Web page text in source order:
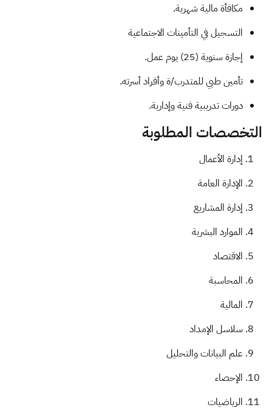
مكافأة مالية شهرية.
التسجيل في التأمينات الاجتماعية
إجازة سنوية (25) يوم عمل.
تأمين طبي للمتدرب/ة وأفراد أسرته.
دورات تدريبية فنية وإدارية.
التخصصات المطلوبة
إدارة الأعمال
الإدارة العامة
إدارة المشاريع
الموارد البشرية
الاقتصاد
المحاسبة
المالية
سلاسل الإمداد
علم البيانات والتحليل
الإحصاء
الرياضيات